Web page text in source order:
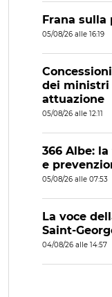
Frana sulla
05/08/26 alle 16:19
dei ministri
attuazione
05/08/26 alle 12:11
366 Albe:
e
05/08/26 alle 07:53
La voce
Saint-
04/08/26 alle 14:57